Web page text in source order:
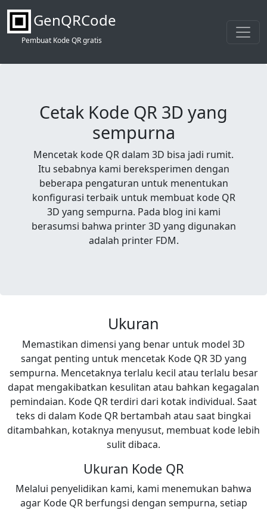
GenQRCode
Pembuat Kode QR gratis
Cetak Kode QR 3D yang
sempurna
Mencetak kode QR dalam 3D bisa jadi rumit.
Itu sebabnya kami bereksperimen dengan
beberapa pengaturan untuk menentukan
konfigurasi terbaik untuk membuat kode QR
3D yang sempurna. Pada blog ini kami
berasumsi bahwa printer 3D yang digunakan
adalah printer FDM.
Ukuran
Memastikan dimensi yang benar untuk model 3D
sangat penting untuk mencetak Kode QR 3D yang
sempurna. Mencetaknya terlalu kecil atau terlalu besar
dapat mengakibatkan kesulitan atau bahkan kegagalan
pemindaian. Kode QR terdiri dari kotak individual. Saat
teks di dalam Kode QR bertambah atau saat bingkai
ditambahkan, kotaknya menyusut, membuat kode lebih
sulit dibaca.
Ukuran Kode QR
Melalui penyelidikan kami, kami menemukan bahwa
agar Kode QR berfungsi dengan sempurna, setiap